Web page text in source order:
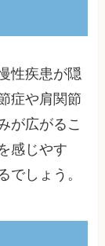
性疾患が隠
症や肩関節
が広がるこ
感じやす
でしょう。